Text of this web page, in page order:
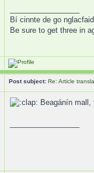
Bí cinnte de go
Be sure to get three in
Post subject: Re: Article
Beagánín